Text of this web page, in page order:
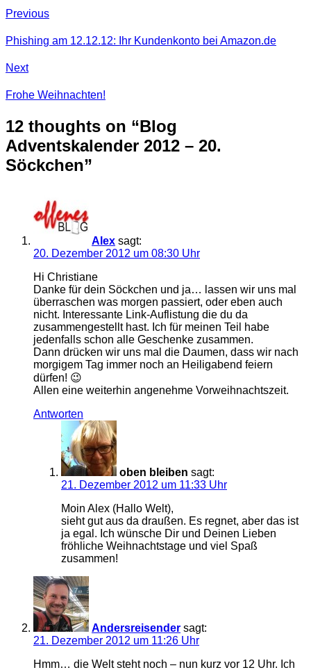
Previous
Phishing am 12.12.12: Ihr Kundenkonto bei Amazon.de
Next
Frohe Weihnachten!
12 thoughts on “Blog
Adventskalender 2012 – 20.
Söckchen”
Alex sagt:
20. Dezember 2012 um 08:30 Uhr
Hi Christiane
Danke für dein Söckchen und ja… lassen wir uns mal
überraschen was morgen passiert, oder eben auch
nicht. Interessante Link-Auflistung die du da
zusammengestellt hast. Ich für meinen Teil habe
jedenfalls schon alle Geschenke zusammen.
Dann drücken wir uns mal die Daumen, dass wir nach
morgigem Tag immer noch an Heiligabend feiern
dürfen! 😉
Allen eine weiterhin angenehme Vorweihnachtszeit.
Antworten
oben bleiben sagt:
21. Dezember 2012 um 11:33 Uhr
Moin Alex (Hallo Welt),
sieht gut aus da draußen. Es regnet, aber das ist
ja egal. Ich wünsche Dir und Deinen Lieben
fröhliche Weihnachtstage und viel Spaß
zusammen!
Andersreisender sagt:
21. Dezember 2012 um 11:26 Uhr
Hmm… die Welt steht noch – nun kurz vor 12 Uhr. Ich